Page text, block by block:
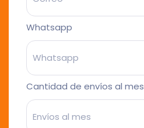
Whatsapp
Cantidad de envíos al mes